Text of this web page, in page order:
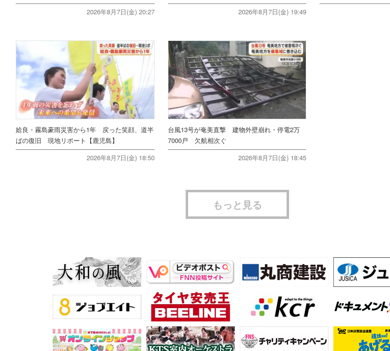
2026年8月7日(金) 20:27
2026年8月7日(金) 19:49
姶良・霧島豪雨災害から1年 戻った笑顔、道半
ばの復旧 現地リポート【鹿児島】
2026年8月7日(金) 18:50
台風13号が奄美直撃 建物外壁崩れ・停電2万
7000戸 欠航相次ぐ
2026年8月7日(金) 18:45
もっと見る